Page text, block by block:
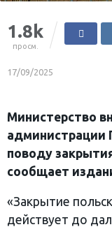
1.8k
просм.
17/09/2025
Министерство
администрации
поводу
сообщает
«Закрытие
действует до